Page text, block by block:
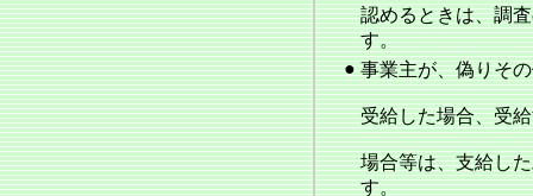
認めるときは、調
す。
● 事業主が、偽りそ
受給した場合、受
場合等は、支給し
す。